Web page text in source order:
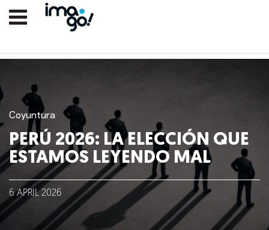
Nosotros
Clientes
Coyuntura
PERÚ 2026: LA ELECCIÓN QUE
ESTAMOS LEYENDO MAL
6 APRIL 2026